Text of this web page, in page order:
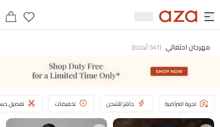
مهرجان احتفالي (
541أنماط)
تجربة افتراضية جاهز للشحن تخفيضات تفصيل